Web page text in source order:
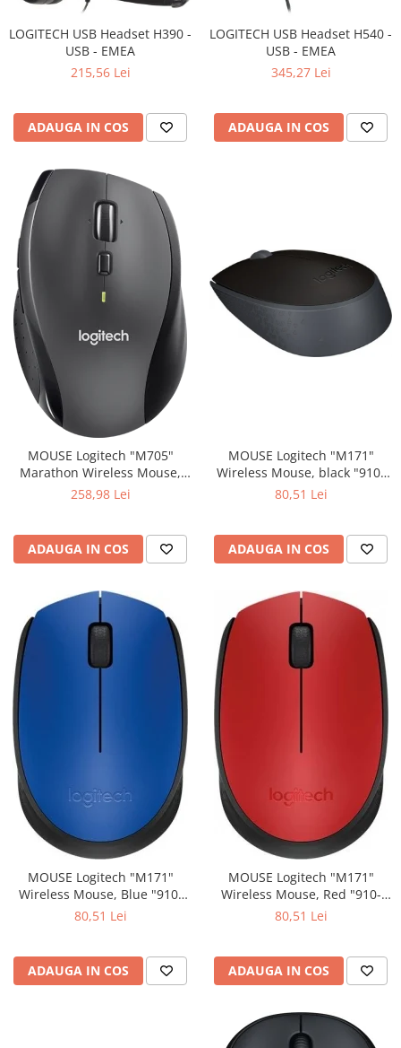
LOGITECH USB Headset H390 -
USB - EMEA
215,56 Lei
ADAUGA IN COS
LOGITECH USB Headset H540 -
USB - EMEA
345,27 Lei
ADAUGA IN COS
MOUSE Logitech "M705"
Marathon Wireless Mouse,
black "910-001949" (include
258,98 Lei
ADAUGA IN COS
MOUSE Logitech "M171"
Wireless Mouse, black "910-
80,51 Lei
ADAUGA IN COS
MOUSE Logitech "M171"
Wireless Mouse, Blue "910-
80,51 Lei
ADAUGA IN COS
MOUSE Logitech "M171"
Wireless Mouse, Red "910-
80,51 Lei
ADAUGA IN COS